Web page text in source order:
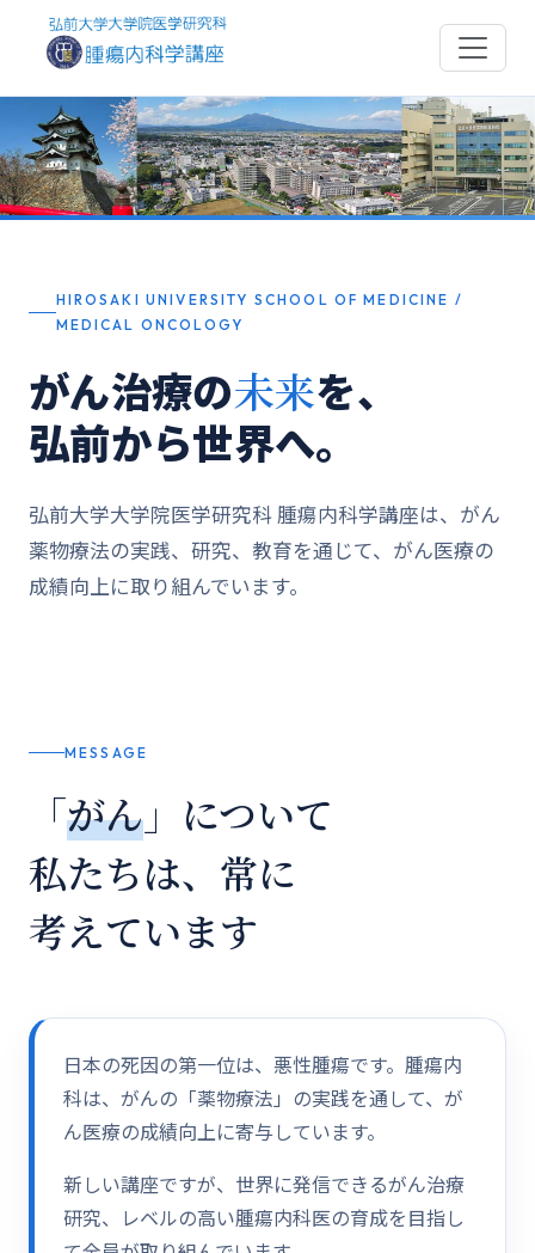
HIROSAKI UNIVERSITY SCHOOL OF MEDICINE /
MEDICAL ONCOLOGY
がん治療の未来を、
弘前から世界へ。
弘前大学大学院医学研究科 腫瘍内科学講座は、がん
薬物療法の実践、研究、教育を通じて、がん医療の
成績向上に取り組んでいます。
MESSAGE
「がん 」について
私たちは、常に
考えています
日本の死因の第一位は、悪性腫瘍です。腫瘍内
科は、がんの「薬物療法」の実践を通して、が
ん医療の成績向上に寄与しています。
新しい講座ですが、世界に発信できるがん治療
研究、レベルの高い腫瘍内科医の育成を目指し